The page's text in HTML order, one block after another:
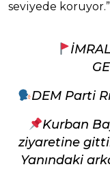
seviyede koruyor.”
DEM Parti
Kurban
ziyaretine
Yanındaki